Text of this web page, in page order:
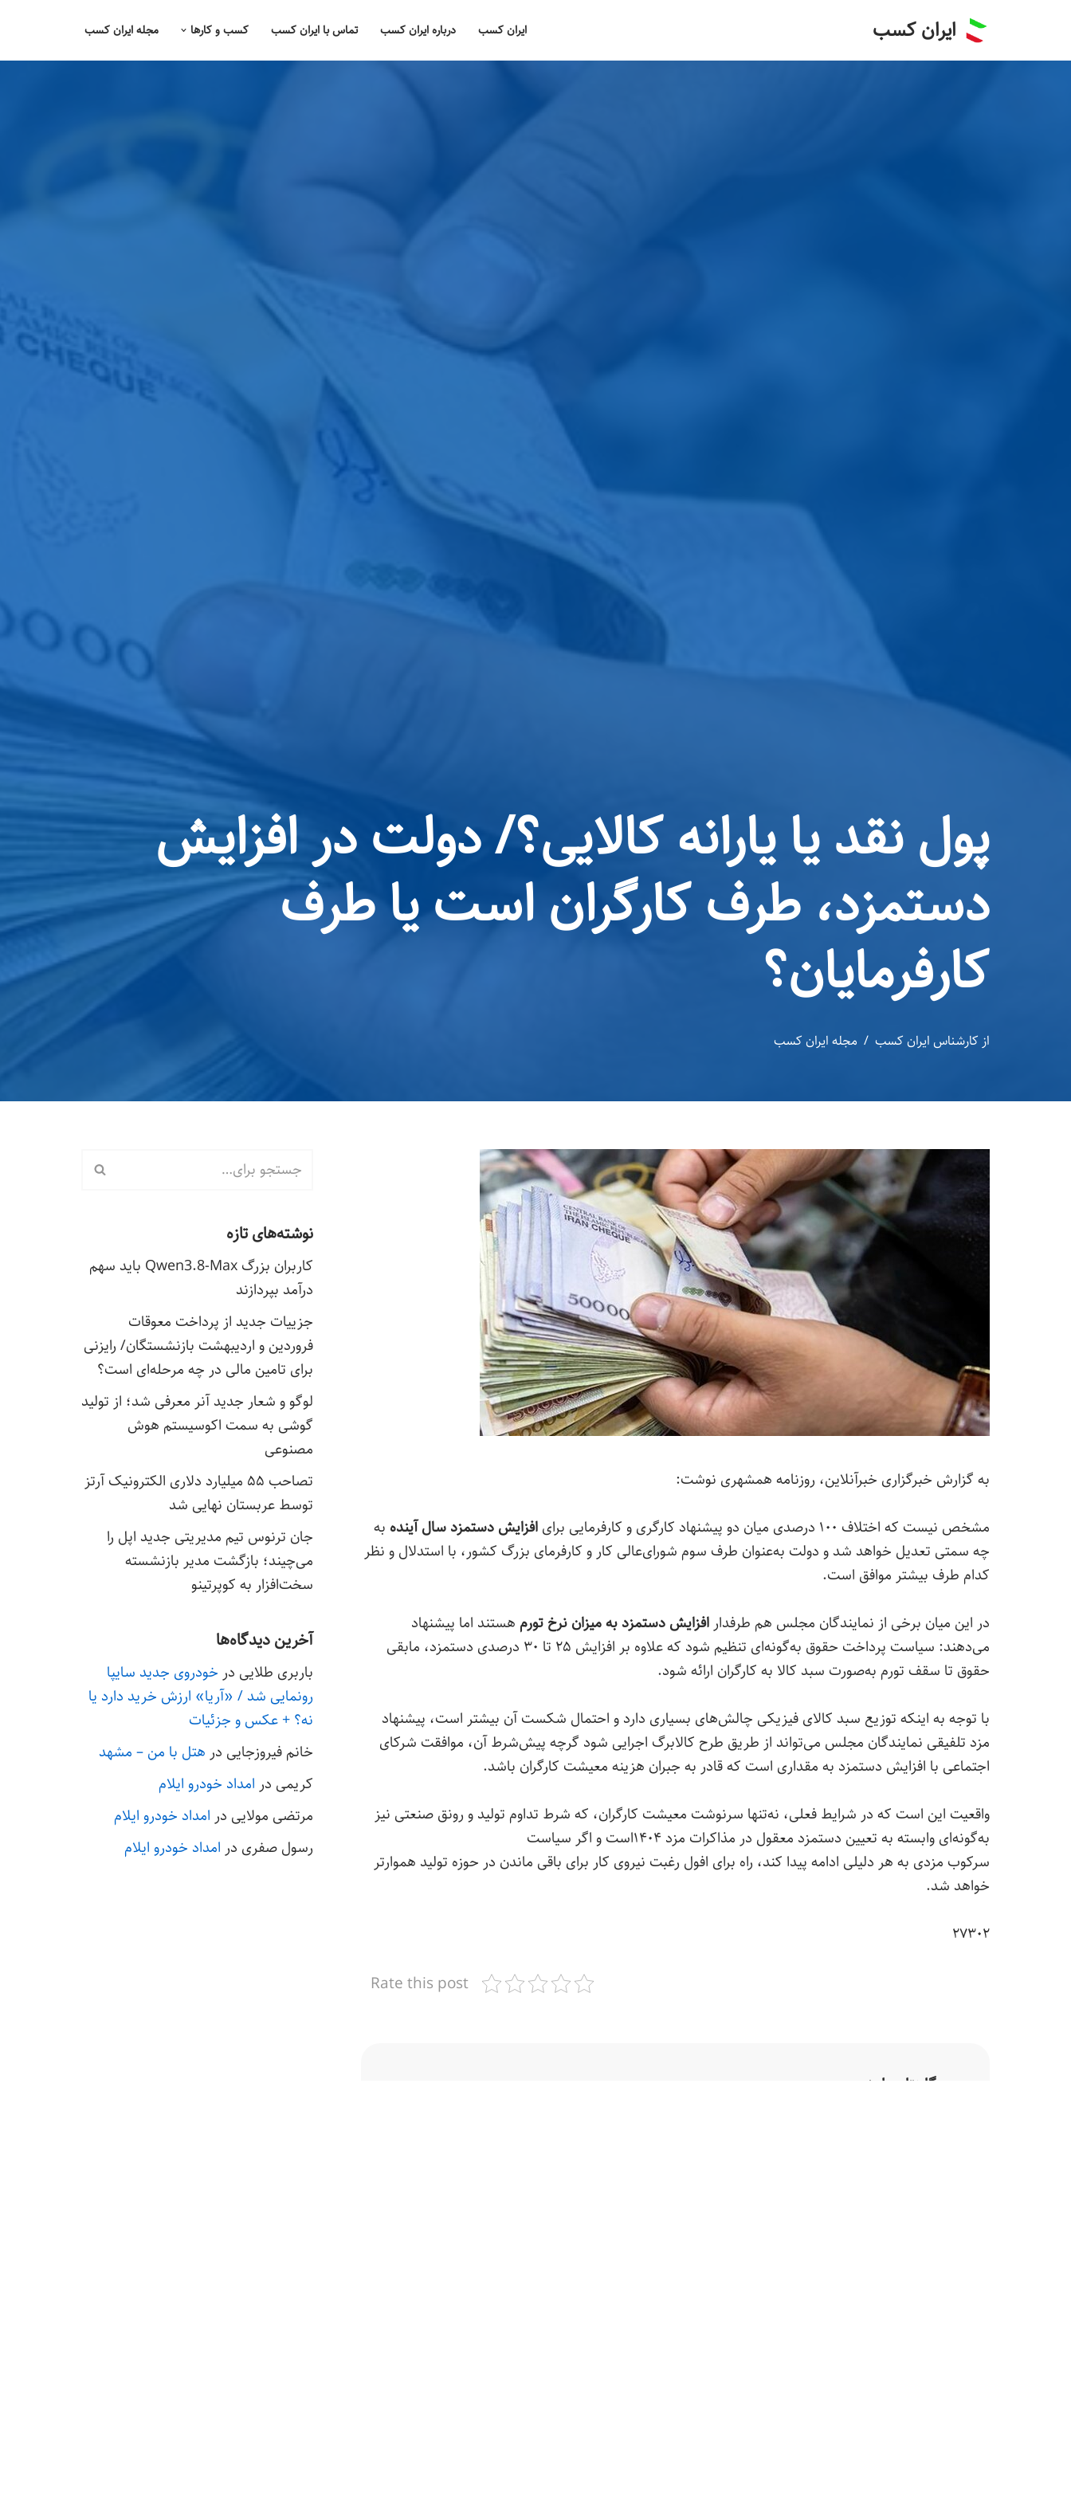
ایران کسب ایران کسب درباره ایران کسب تماس با ایران کسب کسب و کارها مجله ایران کسب
پول نقد یا یارانه کالایی؟/ دولت در افزایش
دستمزد، طرف کارگران است یا طرف
کارفرمایان؟
از کارشناس ایران کسب مجله ایران کسب
به گزارش خبرگزاری خبرآنلاین، روزنامه همشهری نوشت:
مشخص نیست که اختلاف ۱۰۰ درصدی میان دو پیشنهاد کارگری و کارفرمایی برای افزایش دستمزد سال آینده به
چه سمتی تعدیل خواهد شد و دولت به‌عنوان طرف سوم شورای‌عالی کار و کارفرمای بزرگ کشور، با استدلال و نظر
کدام طرف بیشتر موافق است.
در این میان برخی از نمایندگان مجلس هم طرفدار افزایش دستمزد به میزان نرخ تورم هستند اما پیشنهاد
می‌دهند: سیاست پرداخت حقوق به‌گونه‌ای تنظیم شود که علاوه بر افزایش ۲۵ تا ۳۰ درصدی دستمزد، مابقی
حقوق تا سقف تورم به‌صورت سبد کالا به کارگران ارائه شود.‌
با توجه به اینکه توزیع سبد کالای فیزیکی چالش‌های بسیاری دارد و احتمال شکست آن بیشتر است، پیشنهاد
مزد تلفیقی نمایندگان مجلس می‌تواند از طریق طرح کالابرگ اجرایی شود گرچه پیش‌شرط آن، موافقت شرکای
اجتماعی با افزایش دستمزد به مقداری است که قادر به جبران هزینه معیشت کارگران باشد.‌
واقعیت این است که در شرایط فعلی، نه‌تنها سرنوشت معیشت کارگران، که شرط تداوم تولید و رونق صنعتی نیز
به‌گونه‌ای وابسته به تعیین دستمزد معقول در مذاکرات مزد ۱۴۰۴است و اگر سیاست
سرکوب مزدی به هر دلیلی ادامه پیدا کند، راه برای ‌افول رغبت نیروی کار برای باقی ماندن در حوزه تولید هموارتر
خواهد شد.
۲۷۳۰۲
Rate this post
دیدگاهتان را بنویسید
نوشته‌های تازه
کاربران بزرگ Qwen3.8-Max باید سهم
درآمد بپردازند
جزییات جدید از پرداخت معوقات
فروردین و اردیبهشت بازنشستگان/ رایزنی
برای تامین مالی در چه مرحله‌ای است؟
لوگو و شعار جدید آنر معرفی شد؛ از تولید
گوشی به سمت اکوسیستم هوش
مصنوعی
تصاحب ۵۵ میلیارد دلاری الکترونیک آرتز
توسط عربستان نهایی شد
جان ترنوس تیم مدیریتی جدید اپل را
می‌چیند؛ بازگشت مدیر بازنشسته
سخت‌افزار به کوپرتینو
آخرین دیدگاه‌ها
باربری طلایی در خودروی جدید سایپا
رونمایی شد / «آریا» ارزش خرید دارد یا
نه؟ + عکس و جزئیات
خانم فیروزجایی در هتل با من – مشهد
کریمی در امداد خودرو ایلام
مرتضی مولایی در امداد خودرو ایلام
رسول صفری در امداد خودرو ایلام